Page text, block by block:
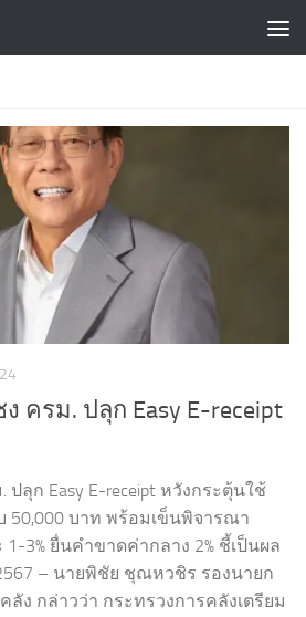
ง ครม. ปลุก Easy E-receipt
ปลุก Easy E-receipt หวังกระตุ้นใช้
50,000 บาท พร้อมเข็นพิจารณา
1-3% ยื่นคำขาดค่ากลาง 2% ชี้เป็นผล
– นายพิชัย ชุณหวชิร รองนายก
ลัง กล่าวว่า กระทรวงการคลังเตรียม